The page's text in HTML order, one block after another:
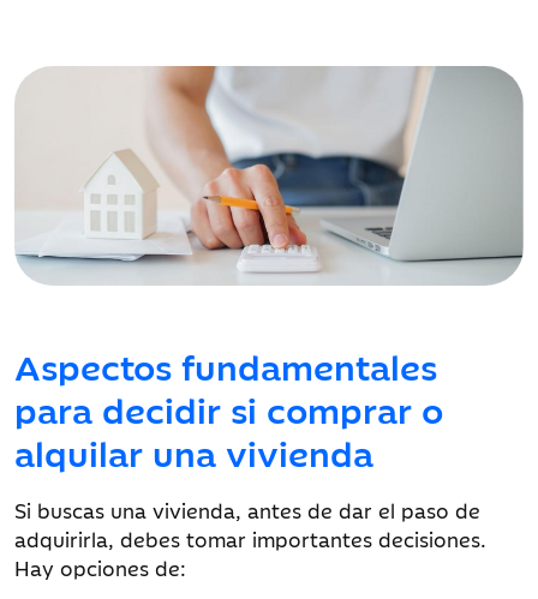
Aspectos fundamentales
para decidir si comprar o
alquilar una vivienda
Si buscas una vivienda, antes de dar el paso de
adquirirla, debes tomar importantes decisiones.
Hay opciones de: